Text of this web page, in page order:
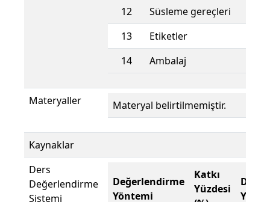
12
Süsleme gereçleri
13
Etiketler
14
Ambalaj
Materyaller Materyal belirtilmemiştir.
Kaynaklar
Ders
Değerlendirme
Sistemi
Değerlendirme
Yöntemi
Katkı
Yüzdesi